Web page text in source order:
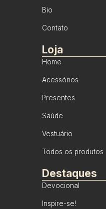
Bio
Contato
Loja
Home
Acessórios
Presentes
Saúde
Vestuário
Todos os produtos
Destaques
Devocional
Inspire-se!